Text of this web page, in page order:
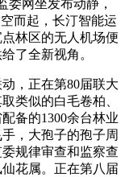
委网坐发布动静，
而起，长汀智能运
林区的无人机场便
了全新视角。
，正在第80届联大
类似的白毛卷柏、
备的1300余台林业
，大孢子的孢子周
规律审查和监察查
花属。正在第八届